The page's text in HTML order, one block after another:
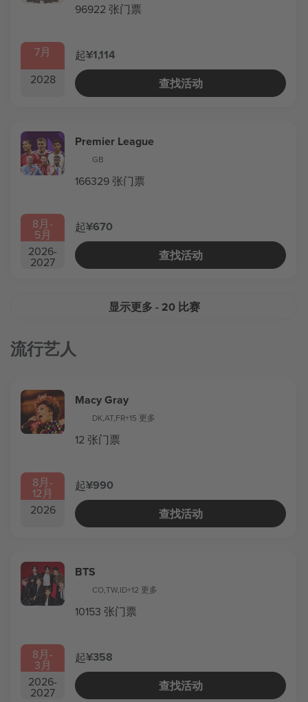
7月
2028
96922 张门票
起¥1,114
查找活动
8月-
5月
2026-
2027
Premier League
GB
166329 张门票
起¥670
查找活动
显示更多 - 20 比赛
流行艺人
8月-
12月
2026
Macy Gray
DK,AT,FR+15 更多
12 张门票
起¥990
查找活动
8月-
3月
2026-
2027
BTS
CO,TW,ID+12 更多
10153 张门票
起¥358
查找活动